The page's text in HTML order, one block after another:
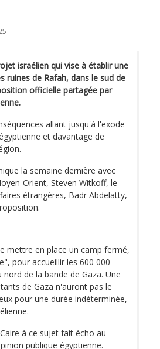
israélien qui vise à établir une
ruines de Rafah, dans le sud de
officielle partagée par
allant jusqu'à l'exode
et davantage de
la semaine dernière avec
Orient, Steven Witkoff, le
étrangères, Badr Abdelatty,
mettre en place un camp fermé,
pour accueillir les 600 000
nord de la bande de Gaza. Une
de Gaza n'auront pas le
pour une durée indéterminée,
à ce sujet fait écho au
publique égyptienne.